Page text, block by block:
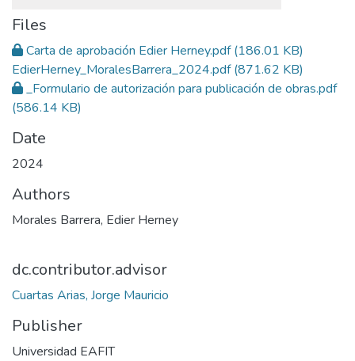
Files
Carta de aprobación Edier Herney.pdf(186.01 KB)
EdierHerney_MoralesBarrera_2024.pdf(871.62 KB)
_Formulario de autorización para publicación de obras.pdf
(586.14 KB)
Date
2024
Authors
Morales Barrera, Edier Herney
dc.contributor.advisor
Cuartas Arias, Jorge Mauricio
Publisher
Universidad EAFIT